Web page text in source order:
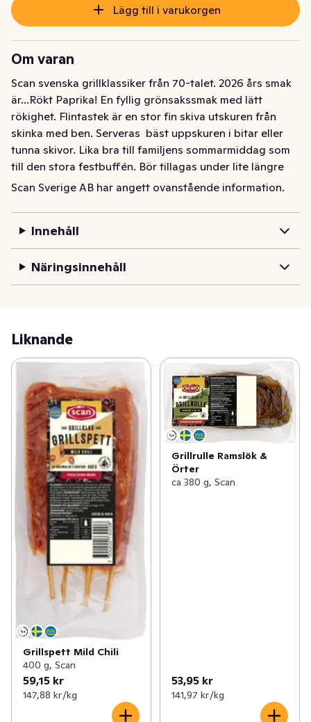
Lägg till i varukorgen
Om varan
Scan svenska grillklassiker från 70-talet. 2026 års smak
är...Rökt Paprika! En fyllig grönsakssmak med lätt
rökighet. Flintastek är en stor fin skiva utskuren från
skinka med ben. Serveras  bäst uppskuren i bitar eller
tunna skivor. Lika bra till familjens sommarmiddag som
till den stora festbuffén. Bör tillagas under lite längre
tid på grund av sin storlek och gärna på lite eftervärme
Scan Sverige AB har angett ovanstående information.
Innehåll
Näringsinnehåll
Liknande
Grillspett Mild Chili
400 g, Scan
59,15 kr
147,88 kr /kg
Grillrulle Ramslök &
Örter
ca 380 g, Scan
53,95 kr
141,97 kr /kg